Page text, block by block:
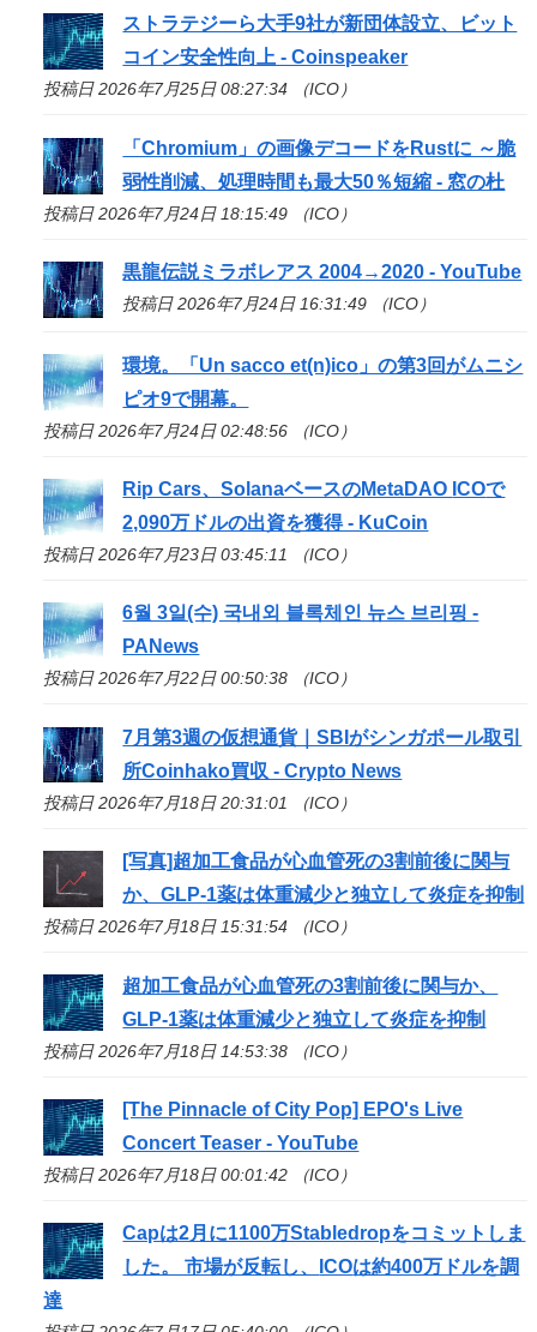
ストラテジーら大手9社が新団体設立、ビット
コイン安全性向上 - Coinspeaker
投稿日 2026年7月25日 08:27:34 （ICO）
「Chromium」の画像デコードをRustに ～脆
弱性削減、処理時間も最大50％短縮 - 窓の杜
投稿日 2026年7月24日 18:15:49 （ICO）
黒龍伝説ミラボレアス 2004→2020 - YouTube
投稿日 2026年7月24日 16:31:49 （ICO）
環境。「Un sacco et(n)ico 」の第3回がムニシ
ピオ9で開幕。
投稿日 2026年7月24日 02:48:56 （ICO）
Rip Cars、SolanaベースのMetaDAO ICOで
2,090万ドルの出資を獲得 - KuCoin
投稿日 2026年7月23日 03:45:11 （ICO）
6월 3일(수) 국내외 블록체인 뉴스 브리핑 -
PANews
投稿日 2026年7月22日 00:50:38 （ICO）
7月第3週の仮想通貨｜SBIがシンガポール取引
所Coinhako買収 - Crypto News
投稿日 2026年7月18日 20:31:01 （ICO）
[写真]超加工食品が心血管死の3割前後に関与
か、GLP-1薬は体重減少と独立して炎症を抑制
投稿日 2026年7月18日 15:31:54 （ICO）
超加工食品が心血管死の3割前後に関与か、
GLP-1薬は体重減少と独立して炎症を抑制
投稿日 2026年7月18日 14:53:38 （ICO）
[The Pinnacle of City Pop] EPO's Live
Concert Teaser - YouTube
投稿日 2026年7月18日 00:01:42 （ICO）
Capは2月に1100万Stabledropをコミットしま
した。 市場が反転し、
ICOは約400万ドルを調
達